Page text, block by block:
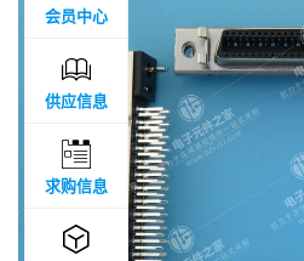
会员中心

供应信息

求购信息
